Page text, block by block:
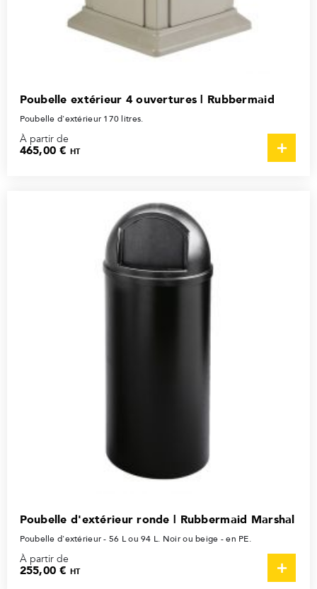
Poubelle extérieur 4 ouvertures | Rubbermaid
Poubelle d'extérieur 170 litres.
À partir de
465,00 €HT
Poubelle d'extérieur ronde | Rubbermaid Marshal
Poubelle d'extérieur - 56 L ou 94 L. Noir ou beige - en PE.
À partir de
255,00 €HT